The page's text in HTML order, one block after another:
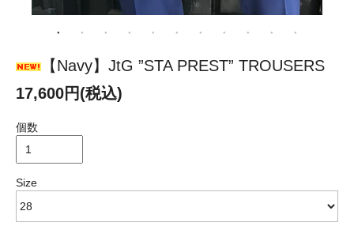
【Navy】JtG ”STA PREST” TROUSERS
17,600円(税込)
個数
Size